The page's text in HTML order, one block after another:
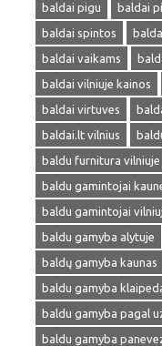
baldai pigu
baldai
baldai spintos
baldai vaikams
baldai vilniuje kainos
baldai virtuves
baldai.lt vilnius
baldu furnitura vilniuje
baldu gamintojai
baldu gamintojai
baldu gamyba alytuje
baldų gamyba kaunas
baldu gamyba
baldu gamyba pagal
baldu gamyba